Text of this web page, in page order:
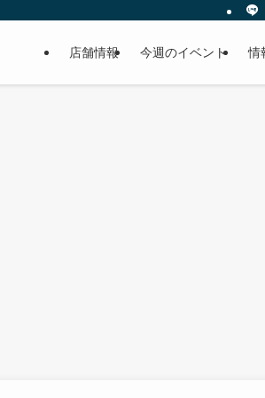
店舗情報 今週のイベント 情